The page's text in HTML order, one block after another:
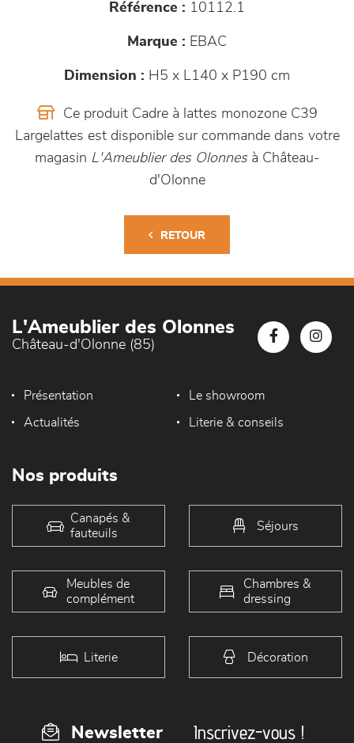
Référence : 10112.1
Marque : EBAC
Dimension : H5 x L140 x P190 cm
Ce produit Cadre à lattes monozone C39
Largelattes est disponible sur commande dans votre
magasin L'Ameublier des Olonnesà Château-
d'Olonne
RETOUR
L'Ameublier des Olonnes
Château-d'Olonne (85)
Présentation Le showroom
Actualités Literie & conseils
Nos produits
Canapés &
fauteuils
Séjours
Meubles de
complément
Chambres &
dressing
Literie Décoration
Newsletter Inscrivez-vous !